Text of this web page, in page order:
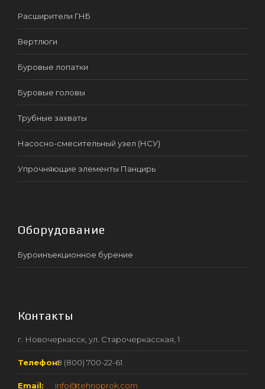
Расширители ГНБ
Вертлюги
Буровые лопатки
Буровые головы
Трубные захваты
Насосно-смесительный узел (НСУ)
Упрочняющие элементы Панцирь
Оборудование
Буроинъекционное бурение
Контакты
г. Новочеркасск, ул. Старочеркасская, 1
Телефон:8 (800) 700-22-61
Email: info@tehnoprok.com